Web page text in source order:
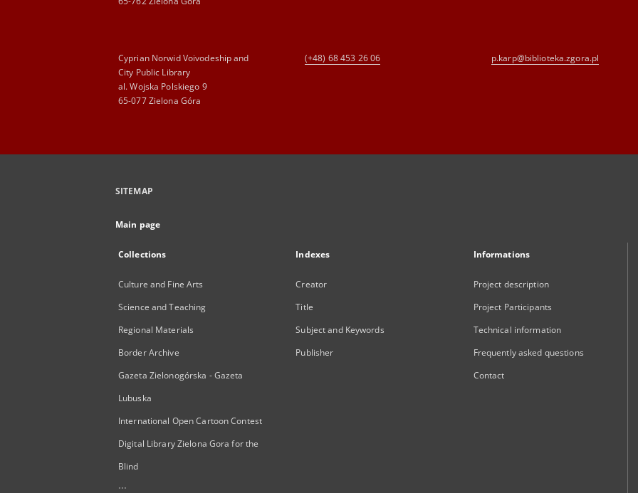
Cyprian Norwid Voivodeship and
City Public Library
al. Wojska Polskiego 9
65-077 Zielona Góra
(+48) 68 453 26 06 p.karp@biblioteka.zgora.pl
SITEMAP
Main page
Collections
Culture and Fine Arts
Science and Teaching
Regional Materials
Border Archive
Gazeta Zielonogórska - Gazeta
Lubuska
International Open Cartoon Contest
Digital Library Zielona Gora for the
Blind
...
Indexes
Creator
Title
Subject and Keywords
Publisher
Informations
Project description
Project Participants
Technical information
Frequently asked questions
Contact